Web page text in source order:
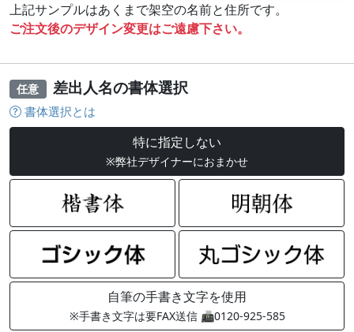
上記サンプルはあくまで架空の名前と住所です。
ご注文後のデザイン変更はご遠慮下さい。
任意 差出人名の書体選択
書体選択とは
特に指定しない
※弊社デザイナーにおまかせ
自筆の手書き文字を使用
※手書き文字は要FAX送信 📠0120-925-585